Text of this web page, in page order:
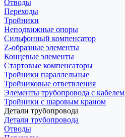
Отводы
Переходы
Тройники
Неподвижные опоры
Cильфонный компенсатор
Z-образные элементы
Концевые элементы
Стартовые компенсаторы
Тройники параллельные
Тройниковые ответвления
Элементы трубопровода с кабелем
Тройники с шаровым краном
Детали трубопровода
Детали трубопровода
Отводы